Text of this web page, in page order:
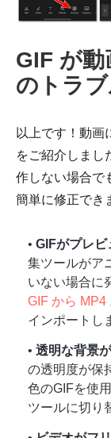
GIF が
のトラ
以上です！動画
をご紹介しまし
作しない場合で
簡単に修正でき
• GIFがプレ
集ツールがア
いない場合に
GIF から MP4
インポートし
• 透明な背景
の透明度が保
色のGIFを使
ツールに切り